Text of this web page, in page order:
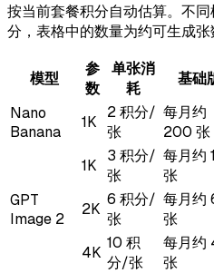
按当前套餐积分自动估算。不
分，表格中的数量为约可生成张
模型
参
数
单张消
耗
基础
Nano
Banana
1K
2 积分/
张
每月约
200 张
GPT
Image 2
1K
3 积分/
张
每月约
张
2K
6 积分/
张
每月约
张
4K
10 积
分/张
每月约
张